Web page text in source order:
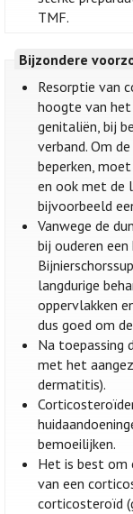
TMF.
Bijzondere
Resorptie van
hoogte van het
genitaliën, bij
verband. Om
beperken,
en ook met de
bijvoorbeeld
Vanwege de
bij ouderen
langdurige
oppervlakken
dus goed om
Na toepassing
met het
dermatitis).
bemoeilijken.
Het is best om
van een
corticosteroïd